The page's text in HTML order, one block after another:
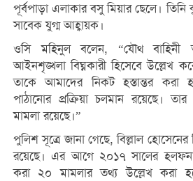
পূর্বপাড়া এলাকার বসু মিয়ার ছেলে। তিনি
সাবেক যুগ্ম আহ্বায়ক।
ওসি মহিনুল বলেন, “যৌথ বাহিনী
আইনশৃঙ্খলা বিঘ্নকারী হিসেবে উল্লেখ
তাকে আমাদের নিকট হস্তান্তর করা
পাঠানোর প্রক্রিয়া চলমান রয়েছে।
মামলা রয়েছে।”
পুলিশ সূত্রে জানা গেছে, বিল্লাল
রয়েছে। এর আগে ২০১৭ সালের
করা ২০ মামলার তথ্য উল্লেখ করা